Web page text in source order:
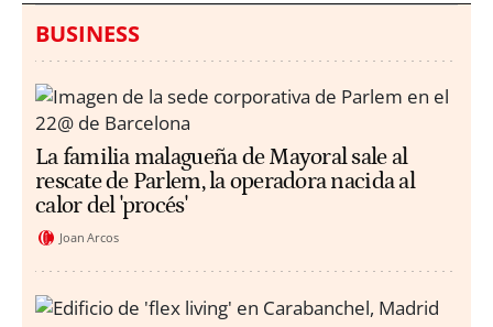
BUSINESS
La familia malagueña de Mayoral sale al
rescate de Parlem, la operadora nacida al
calor del 'procés'
Joan Arcos